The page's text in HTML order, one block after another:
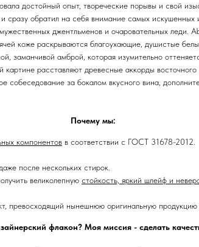
достойный опыт, твореческие порывы и свой
сразу обратил на себя внимание самых
джентльменов и очаровательных леди.
коже раскрываются благоухающие, душистые
заманчивой амброй, которая изумительно
расставляют древесные аккорды
собеседование за бокалом вкусного вина,
Почему мы:
компонентов в соответствии с ГОСТ 31678-2012.
после нескольких стирок.
великолепную стойкость, яркий шлейф и
превосходящий нынешнюю оригинальную
флакон? Моя миссия - сделать